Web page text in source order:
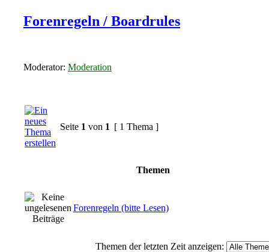
Forenregeln / Boardrules
Moderator: Moderation
Seite 1 von 1 [ 1 Thema ]
Themen
Forenregeln (bitte Lesen)
Themen der letzten Zeit anzeigen: